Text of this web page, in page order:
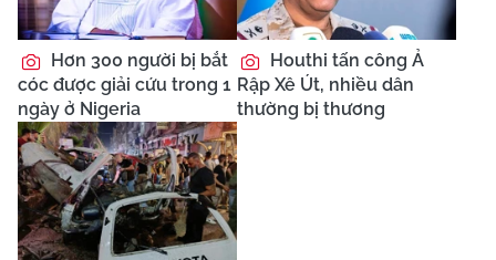
Hơn 300 người bị bắt
cóc được giải cứu trong 1
ngày ở Nigeria
Houthi tấn công Ả
Rập Xê Út, nhiều dân
thường bị thương